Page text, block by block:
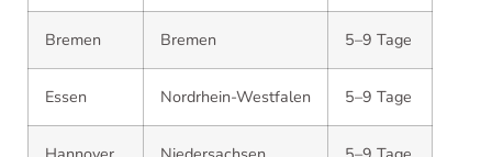
Bremen Bremen 5–9 Tage
Essen Nordrhein-Westfalen 5–9 Tage